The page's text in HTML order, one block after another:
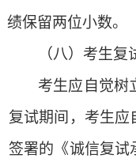
绩保留两位小数。
（八）考生
考生应自觉树
复试期间，考生应
签署的《诚信复试